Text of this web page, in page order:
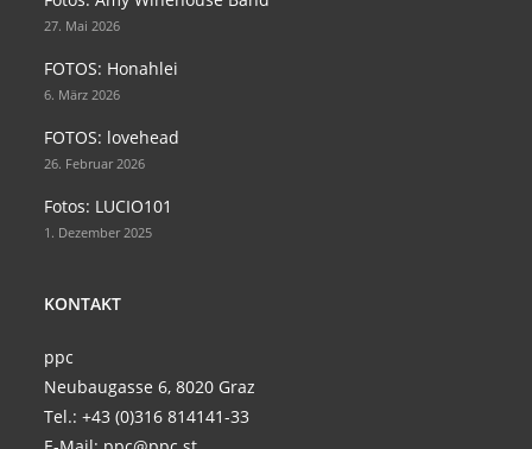
a
tab
a
tab
27. Mai 2026
FOTOS: Honahlei
6. März 2026
FOTOS: lovehead
26. Februar 2026
Fotos: LUCIO101
1. Dezember 2025
KONTAKT
ppc
Neubaugasse 6, 8020 Graz
Tel.:+43 (0)316 814141-33